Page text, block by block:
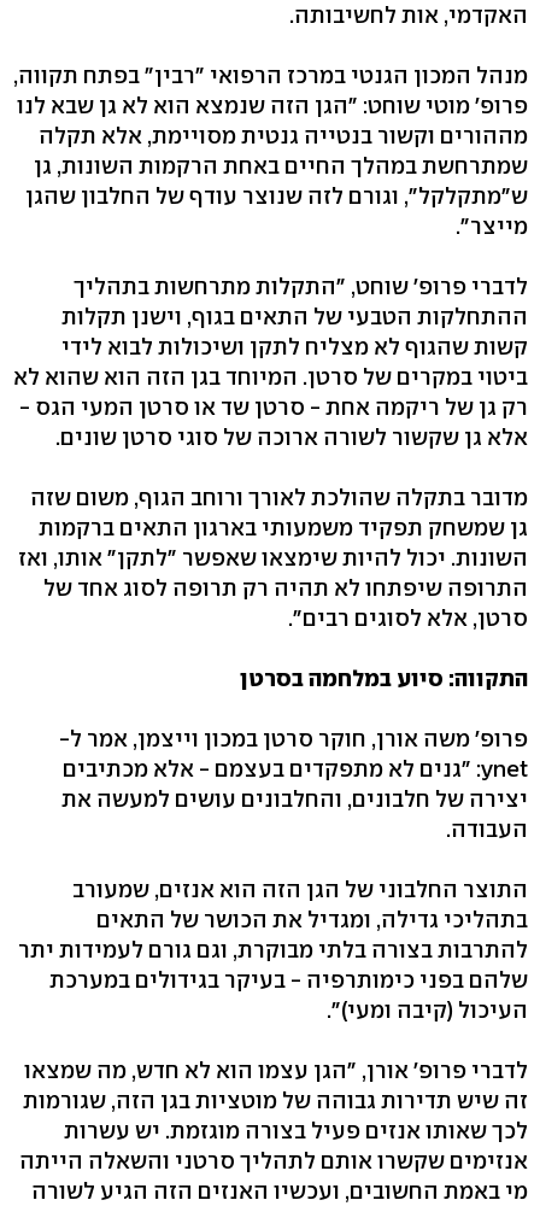
האקדמי, אות לחשיבותה.
מנהל המכון הגנטי במרכז הרפואי "רבין" בפתח תקווה,
פרופ' מוטי שוחט: "הגן הזה שנמצא הוא לא גן שבא לנו
מההורים וקשור בנטייה גנטית מסויימת, אלא תקלה
שמתרחשת במהלך החיים באחת הרקמות השונות, גן
ש"מתקלקל", וגורם לזה שנוצר עודף של החלבון שהגן
מייצר".
לדברי פרופ' שוחט, "התקלות מתרחשות בתהליך
ההתחלקות הטבעי של התאים בגוף, וישנן תקלות
קשות שהגוף לא מצליח לתקן ושיכולות לבוא לידי
ביטוי במקרים של סרטן. המיוחד בגן הזה הוא שהוא לא
רק גן של ריקמה אחת - סרטן שד או סרטן המעי הגס -
אלא גן שקשור לשורה ארוכה של סוגי סרטן שונים.
מדובר בתקלה שהולכת לאורך ורוחב הגוף, משום שזה
גן שמשחק תפקיד משמעותי בארגון התאים ברקמות
השונות. יכול להיות שימצאו שאפשר "לתקן" אותו, ואז
התרופה שיפתחו לא תהיה רק תרופה לסוג אחד של
סרטן, אלא לסוגים רבים".
התקווה: סיוע במלחמה בסרטן
פרופ' משה אורן, חוקר סרטן במכון וייצמן, אמר ל-
ynet: "גנים לא מתפקדים בעצמם - אלא מכתיבים
יצירה של חלבונים, והחלבונים עושים למעשה את
העבודה.
התוצר החלבוני של הגן הזה הוא אנזים, שמעורב
בתהליכי גדילה, ומגדיל את הכושר של התאים
להתרבות בצורה בלתי מבוקרת, וגם גורם לעמידות יתר
שלהם בפני כימותרפיה - בעיקר בגידולים במערכת
העיכול (קיבה ומעי)".
לדברי פרופ' אורן, "הגן עצמו הוא לא חדש, מה שמצאו
זה שיש תדירות גבוהה של מוטציות בגן הזה, שגורמות
לכך שאותו אנזים פעיל בצורה מוגזמת. יש עשרות
אנזימים שקשרו אותם לתהליך סרטני והשאלה הייתה
מי באמת החשובים, ועכשיו האנזים הזה הגיע לשורה